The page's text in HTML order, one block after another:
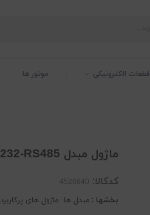
قطعات الکترونیکی موتور ها
ماژول مبدل RS232-RS485 مارک Sintechi
کدکالا:
بخشها : مبدل ها ماژول های پرکاربرد